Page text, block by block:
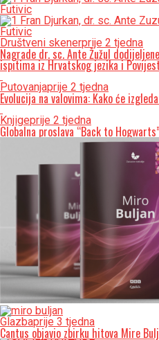
Društveni skenerprije 2 tjedna
Nagrade dr. sc. Ante Žužul
ispitima iz Hrvatskog jezika i
Putovanjaprije 2 tjedna
Evolucija na valovima: Kako će
Knjigeprije 2 tjedna
Globalna proslava “Back to
Glazbaprije 3 tjedna
Cantus objavio zbirku hitova Mire